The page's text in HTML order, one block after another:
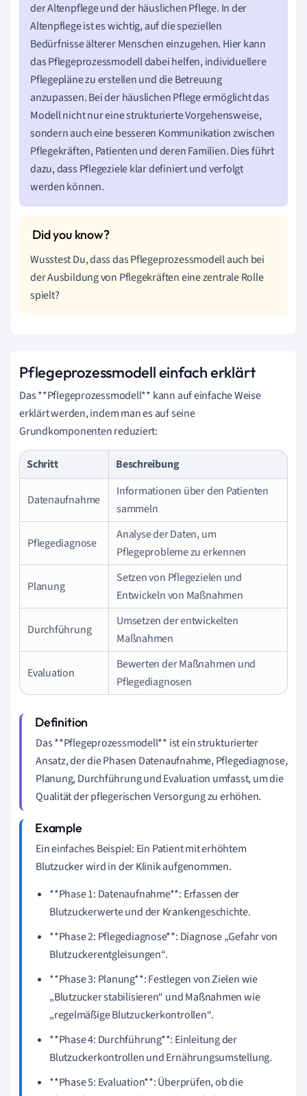
der Altenpflege und der häuslichen Pflege. In der
Altenpflege ist es wichtig, auf die speziellen
Bedürfnisse älterer Menschen einzugehen. Hier kann
das Pflegeprozessmodell dabei helfen, individuellere
Pflegepläne zu erstellen und die Betreuung
anzupassen. Bei der häuslichen Pflege ermöglicht das
Modell nicht nur eine strukturierte Vorgehensweise,
sondern auch eine besseren Kommunikation zwischen
Pflegekräften, Patienten und deren Familien. Dies führt
dazu, dass Pflegeziele klar definiert und verfolgt
werden können.
Wusstest Du, dass das Pflegeprozessmodell auch bei
der Ausbildung von Pflegekräften eine zentrale Rolle
spielt?
Pflegeprozessmodell einfach erklärt
Das **Pflegeprozessmodell** kann auf einfache Weise
erklärt werden, indem man es auf seine
Grundkomponenten reduziert:
Schritt Beschreibung
Datenaufnahme
Informationen über den Patienten
sammeln
Pflegediagnose
Analyse der Daten, um
Pflegeprobleme zu erkennen
Planung
Setzen von Pflegezielen und
Entwickeln von Maßnahmen
Durchführung
Umsetzen der entwickelten
Maßnahmen
Evaluation
Bewerten der Maßnahmen und
Pflegediagnosen
Das **Pflegeprozessmodell** ist ein strukturierter
Ansatz, der die Phasen Datenaufnahme, Pflegediagnose,
Planung, Durchführung und Evaluation umfasst, um die
Qualität der pflegerischen Versorgung zu erhöhen.
Ein einfaches Beispiel: Ein Patient mit erhöhtem
Blutzucker wird in der Klinik aufgenommen.
**Phase 1: Datenaufnahme**: Erfassen der
Blutzuckerwerte und der Krankengeschichte.
**Phase 2: Pflegediagnose**: Diagnose „Gefahr von
Blutzuckerentgleisungen“.
**Phase 3: Planung**: Festlegen von Zielen wie
„Blutzucker stabilisieren“ und Maßnahmen wie
„regelmäßige Blutzuckerkontrollen“.
**Phase 4: Durchführung**: Einleitung der
Blutzuckerkontrollen und Ernährungsumstellung.
**Phase 5: Evaluation**: Überprüfen, ob die